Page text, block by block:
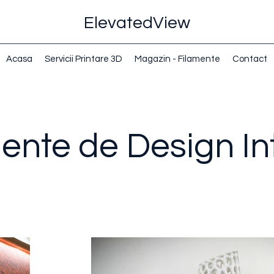
ElevatedView
Acasa Servicii Printare 3D Magazin - Filamente Contact
de Design